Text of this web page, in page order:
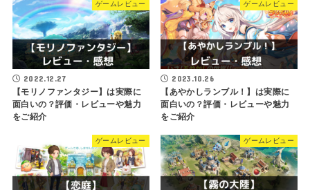
ゲームレビュー
2022.12.27
【モリノファンタジー】は実際に
面白いの？評価・レビューや魅力
をご紹介
ゲームレビュー
2023.10.26
【あやかしランブル！】は実際に
面白いの？評価・レビューや魅力
をご紹介
ゲームレビュー ゲームレビュー